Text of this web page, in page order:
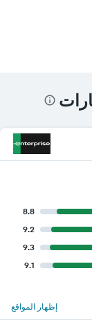
8.8
9.2
9.3
9.1
إظهار المواقع